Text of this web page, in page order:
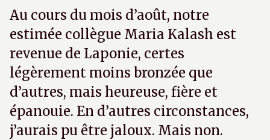
Au cours du mois d’août, notre
estimée collègue Maria Kalash est
revenue de Laponie, certes
légèrement moins bronzée que
d’autres, mais heureuse, fière et
épanouie. En d’autres circonstances,
j’aurais pu être jaloux. Mais non.